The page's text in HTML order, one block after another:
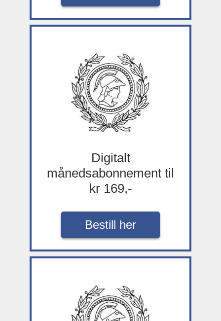
Digitalt
månedsabonnement til
kr 169,-
Bestill her